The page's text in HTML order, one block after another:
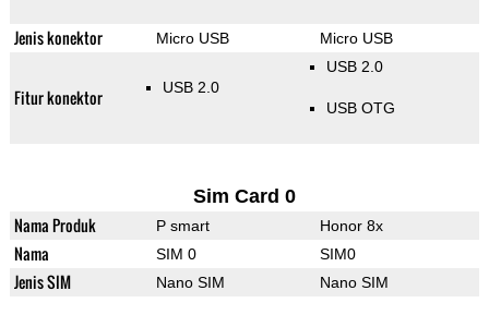
Jenis konektor Micro USB Micro USB
Fitur konektor USB 2.0
USB 2.0
USB OTG
Sim Card 0
Nama Produk P smart Honor 8x
Nama SIM 0 SIM0
Jenis SIM Nano SIM Nano SIM